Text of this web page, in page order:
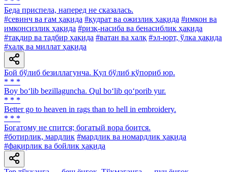
Беда приспела, наперед не сказалась.
#севинч ва ғам ҳақида #қудрат ва ожизлик ҳақида #имкон ва
имконсизлик ҳақида #ризқ-насиба ва бенасиблик ҳақида
#тақдир ва тадбир ҳақида #ватан ва халқ #эл-юрт, ўлка ҳақида
#халқ ва миллат ҳақида
Бой бўлиб безиллагунча. Қул бўлиб қўпориб юр.
* * *
Boy bo‘lib bezillaguncha. Qul bo‘lib qo‘porib yur.
* * *
Better go to heaven in rags than to hell in embroidery.
* * *
Богатому не спится; богатый вора боится.
#ботирлик, мардлик #мардлик ва номардлик ҳақида
#фақирлик ва бойлик ҳақида